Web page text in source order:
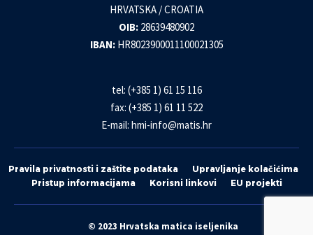
HRVATSKA / CROATIA
OIB: 28639480902
IBAN: HR8023900011100021305
tel: (+385 1) 61 15 116
fax: (+385 1) 61 11 522
E-mail: hmi-info@matis.hr
Pravila privatnosti i zaštite podataka
Upravljanje kolačićima
Pristup informacijama
Korisni linkovi EU projekti
© 2023 Hrvatska matica iseljenika